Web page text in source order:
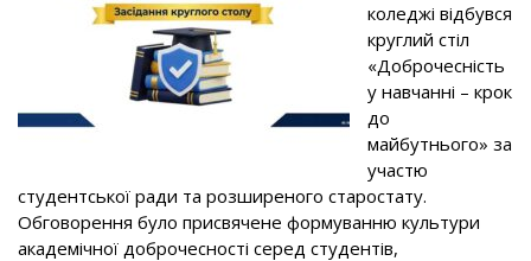
коледжі відбувся
круглий стіл
«Доброчесність
у навчанні – крок
до
майбутнього» за
участю
студентської ради та розширеного старостату.
Обговорення було присвячене формуванню культури
академічної доброчесності серед студентів,